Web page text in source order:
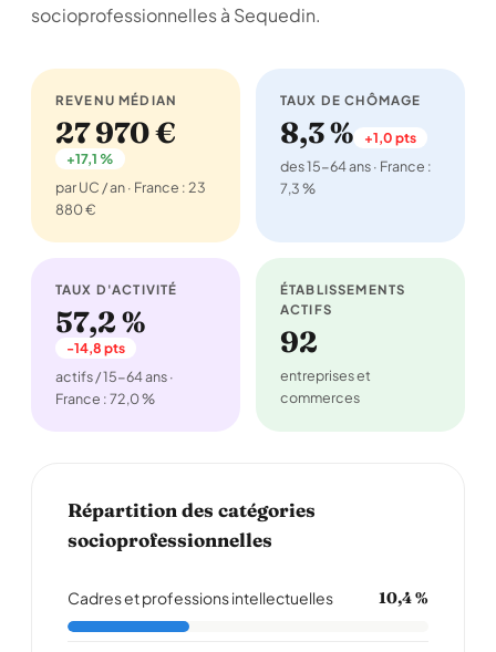
socioprofessionnelles à Sequedin.
REVENU MÉDIAN
27 970 €
+17,1 %
par UC / an · France : 23
880 €
TAUX DE CHÔMAGE
8,3 % +1,0 pts
des 15-64 ans · France :
7,3 %
TAUX D'ACTIVITÉ
57,2 %
-14,8 pts
actifs / 15-64 ans ·
France : 72,0 %
ÉTABLISSEMENTS
ACTIFS
92
entreprises et
commerces
Répartition des catégories
socioprofessionnelles
Cadres et professions intellectuelles 10,4 %